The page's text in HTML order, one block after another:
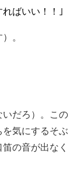
ばいい！！｣
。
いだろ）。この
気にするそぶ
の音が出なく